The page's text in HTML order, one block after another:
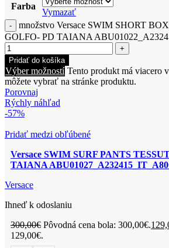
Farba
Vymazať
množstvo Versace SWIM SHORT
GOLFO- PD TAIANA
Pridať do košíka
Výber možností Tento produkt má viacero
môžete vybrať na stránke produktu.
Porovnaj
Rýchly náhľad
-57%
Pridať medzi obľúbené
Versace SWIM SURF PANTS
TAIANA
Versace
Ihneď k odoslaniu
300,00€ Pôvodná cena bola: 300,00€.
129,00€.